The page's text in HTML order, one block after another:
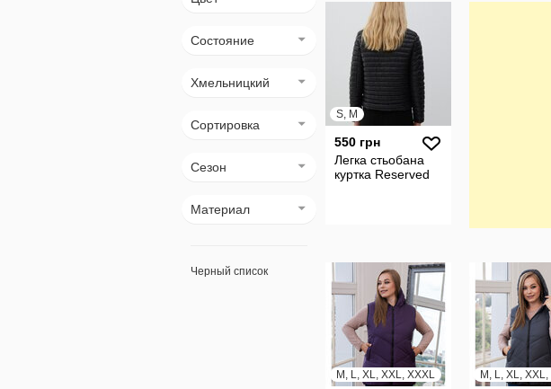
Состояние
Хмельницкий
Сортировка
Сезон
Материал
Черный список
S, M
550 грн
Легка стьобана
куртка Reserved
M, L, XL, XXL, XXXL M, L, XL,